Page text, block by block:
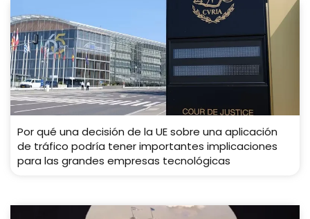
Por qué una decisión de la UE sobre una aplicación
de tráfico podría tener importantes implicaciones
para las grandes empresas tecnológicas